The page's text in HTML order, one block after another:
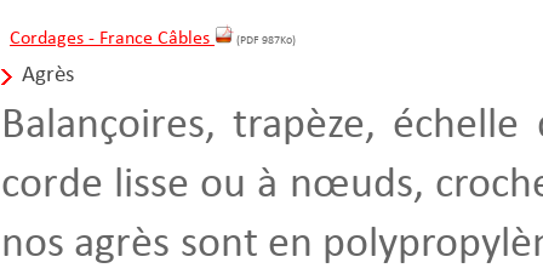
Cordages - France Câbles (PDF 987Ko)
Agrès
Balançoires, trapèze,
corde lisse ou à nœuds,
nos agrès sont en